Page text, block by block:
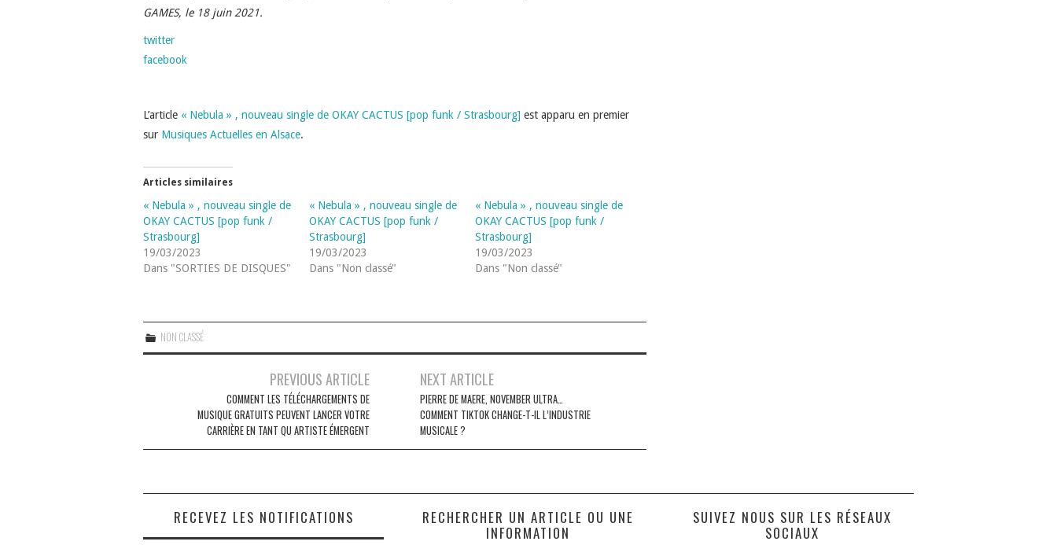
GAMES, le 18 juin 2021.
twitter
facebook
L’article « Nebula » , nouveau single de OKAY CACTUS [pop funk / Strasbourg] est apparu en premier
sur Musiques Actuelles en Alsace.
Articles similaires
« Nebula » , nouveau single de
OKAY CACTUS [pop funk /
Strasbourg]
19/03/2023
Dans "SORTIES DE DISQUES"
« Nebula » , nouveau single de
OKAY CACTUS [pop funk /
Strasbourg]
19/03/2023
Dans "Non classé"
« Nebula » , nouveau single de
OKAY CACTUS [pop funk /
Strasbourg]
19/03/2023
Dans "Non classé"
NON CLASSÉ
PREVIOUS ARTICLE
COMMENT LES TÉLÉCHARGEMENTS DE
MUSIQUE GRATUITS PEUVENT LANCER VOTRE
CARRIÈRE EN TANT QU ARTISTE ÉMERGENT
NEXT ARTICLE
PIERRE DE MAERE, NOVEMBER ULTRA…
COMMENT TIKTOK CHANGE-T-IL L’INDUSTRIE
MUSICALE ?
RECEVEZ LES NOTIFICATIONS
RECHERCHER UN ARTICLE OU UNE
INFORMATION
SUIVEZ NOUS SUR LES RÉSEAUX
SOCIAUX